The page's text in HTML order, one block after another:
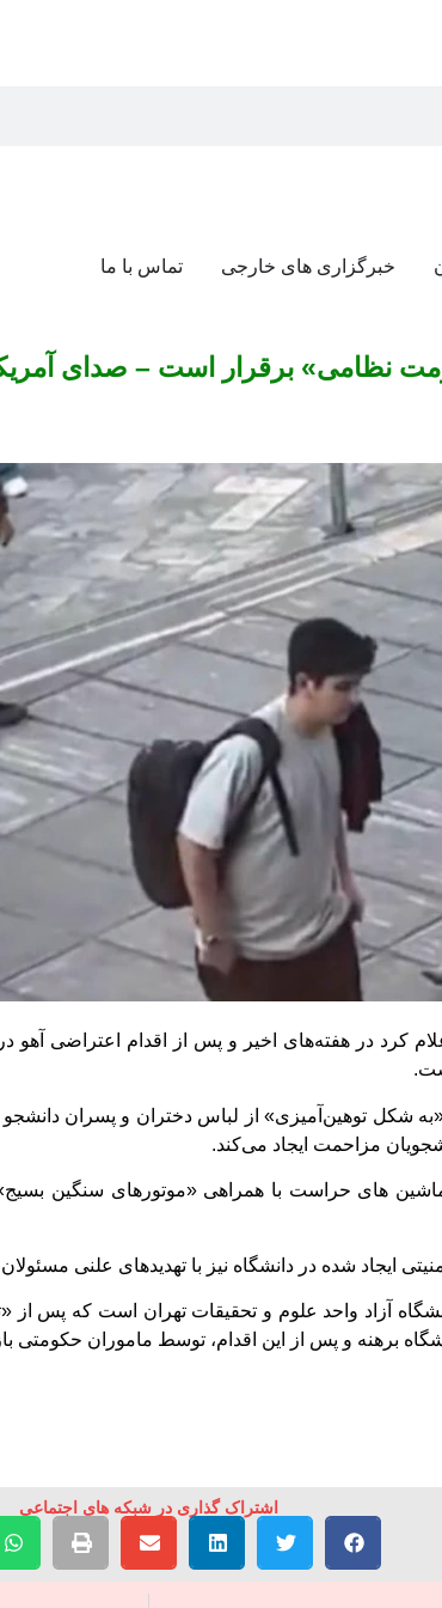
خبرگزاری های خارجی تماس با ما
نظامی» برقرار است – صدای
دانشجویی امیرکبیر روز دوشنبه ۱۲ آذر اعلام کرد در هفته‌های اخیر و
شکل توهین‌آمیزی» از لباس دختران و پسران
مزاحمت ایجاد می‌کند.
ماشین های حراست با همراهی «موتور‌های سنگین
ایجاد شده در دانشگاه نیز با تهدیدهای علنی
برهنه و پس از این اقدام، توسط ماموران حکومتی
اشتراک گذاری در شبکه های اجتماعی